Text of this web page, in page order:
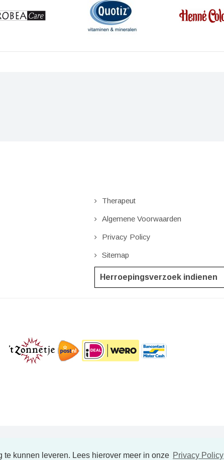
kunnen leveren. Lees hierover meer in onze Privacy Policy
Therapeut
Algemene Voorwaarden
Privacy Policy
Sitemap
Herroepingsverzoek indienen
© NatuurlijkVoordeel.nl - All Rights Reserved.